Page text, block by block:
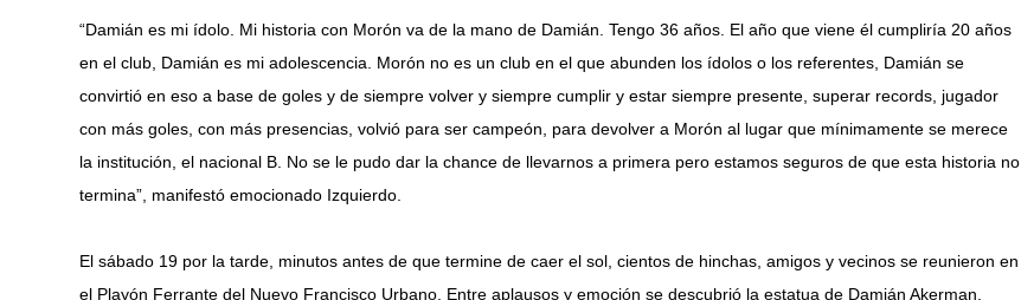
“Damián es mi ídolo. Mi historia con Morón va de la mano de Damián. Tengo 36 años. El año que viene él cumpliría 20 años
en el club, Damián es mi adolescencia. Morón no es un club en el que abunden los ídolos o los referentes, Damián se
convirtió en eso a base de goles y de siempre volver y siempre cumplir y estar siempre presente, superar records, jugador
con más goles, con más presencias, volvió para ser campeón, para devolver a Morón al lugar que mínimamente se merece
la institución, el nacional B. No se le pudo dar la chance de llevarnos a primera pero estamos seguros de que esta historia no
termina”, manifestó emocionado Izquierdo.
El sábado 19 por la tarde, minutos antes de que termine de caer el sol, cientos de hinchas, amigos y vecinos se reunieron en
el Playón Ferrante del Nuevo Francisco Urbano. Entre aplausos y emoción se descubrió la estatua de Damián Akerman,